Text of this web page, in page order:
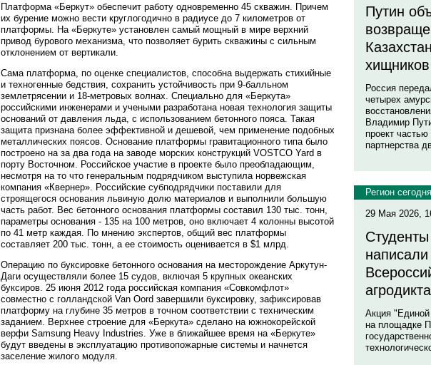
Платформа «Беркут» обеспечит работу одновременно 45 скважин. Причем
их бурение можно вести круглогодично в радиусе до 7 километров от
платформы. На «Беркуте» установлен самый мощный в мире верхний
привод бурового механизма, что позволяет бурить скважины с сильным
отклонением от вертикали.
Сама платформа, по оценке специалистов, способна выдержать стихийные
и техногенные бедствия, сохранить устойчивость при 9-балльном
землетрясении и 18-метровых волнах. Специально для «Беркута»
российскими инженерами и учеными разработана новая технология защиты
оснований от давления льда, с использованием бетонного пояса. Такая
защита признана более эффективной и дешевой, чем применение подобных
металлических поясов. Основание платформы гравитационного типа было
построено на за два года на заводе морских конструкций VOSTCO Yard в
порту Восточном. Российское участие в проекте было преобладающим,
несмотря на то что генеральным подрядчиком выступила норвежская
компания «Квернер». Российские субподрядчики поставили для
строящегося основания львиную долю материалов и выполнили большую
часть работ. Вес бетонного основания платформы составил 130 тыс. тонн,
параметры основания - 135 на 100 метров, оно включает 4 колонны высотой
по 41 метр каждая. По мнению экспертов, общий вес платформы
составляет 200 тыс. тонн, а ее стоимость оценивается в $1 млрд.
Операцию по буксировке бетонного основания на месторождение Аркутун-
Даги осуществляли более 15 судов, включая 5 крупных океанских
буксиров. 25 июня 2012 года российская компания «Совкомфлот»
совместно с голландской Van Oord завершили буксировку, зафиксировав
платформу на глубине 35 метров в точном соответствии с техническим
заданием. Верхнее строение для «Беркута» сделано на южнокорейской
верфи Samsung Heavy Industries. Уже в ближайшее время на «Беркуте»
будут введены в эксплуатацию противопожарные системы и начнется
заселение жилого модуля.
Путин
Россия
четырех
Владимир
проект
партнерства
Регион сегодня
29 Мая 2026,
написали
Акция
на площадке